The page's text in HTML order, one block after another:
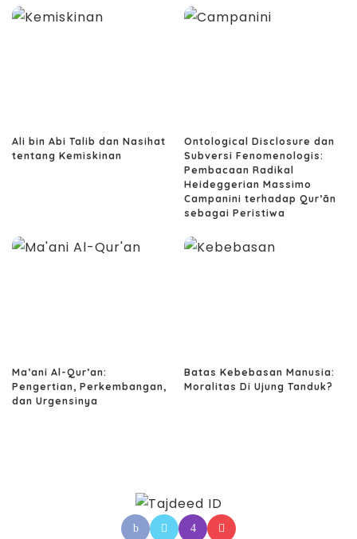
Ali bin Abi Talib dan Nasihat
tentang Kemiskinan
Ontological Disclosure dan
Subversi Fenomenologis:
Pembacaan Radikal
Heideggerian Massimo
Campanini terhadap Qur’ān
sebagai Peristiwa
Ma’ani Al-Qur’an:
Pengertian, Perkembangan,
dan Urgensinya
Batas Kebebasan Manusia:
Moralitas Di Ujung Tanduk?